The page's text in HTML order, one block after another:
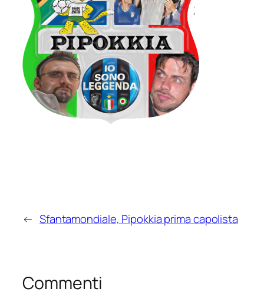
← Sfantamondiale, Pipokkia prima capolista
Commenti